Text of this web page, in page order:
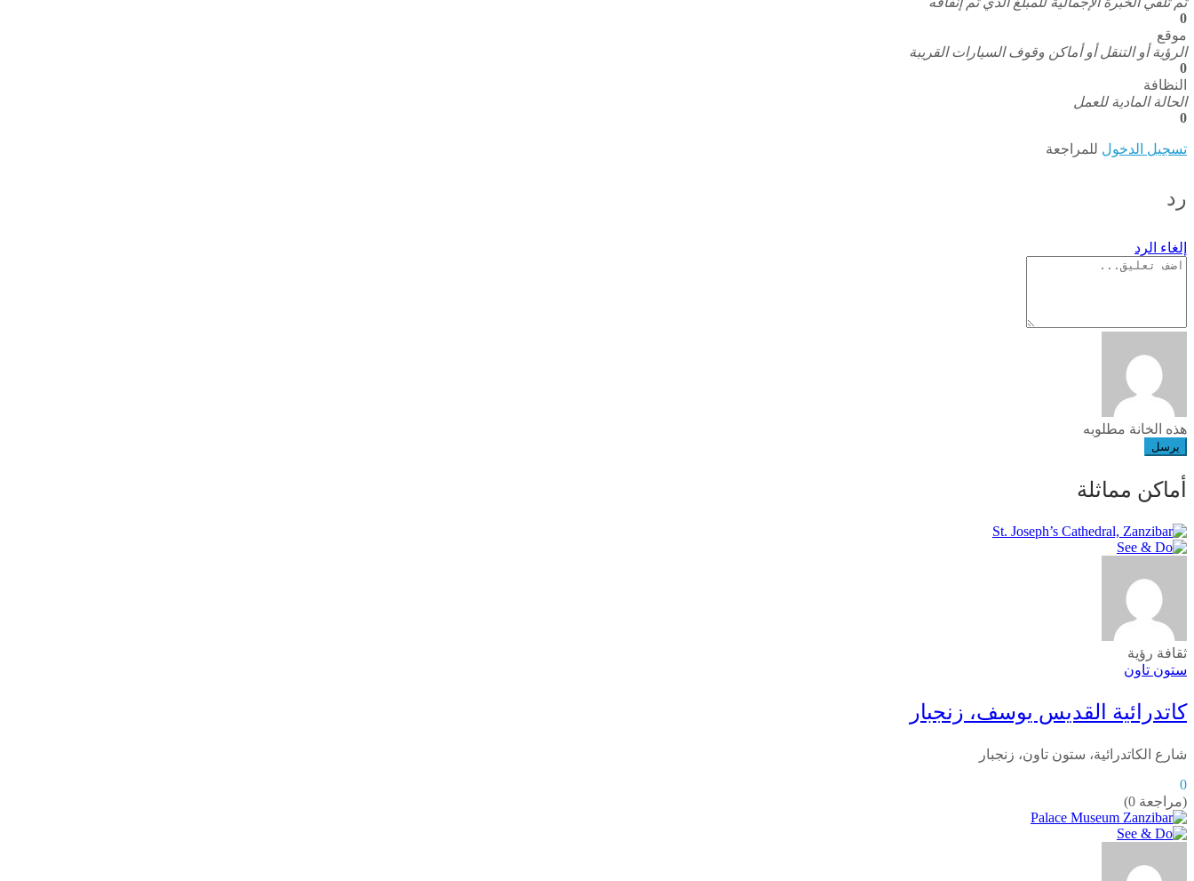
0
موقع
الرؤية أو التنقل أو أماكن وقوف السيارات القريبة
0
النظافة
الحالة المادية للعمل
0
تسجيل الدخول للمراجعة
رد
إلغاء الرد
هذه الخانة مطلوبه
يرسل
أماكن مماثلة
ثقافة رؤية
ستون تاون
كاتدرائية القديس يوسف، زنجبار
شارع الكاتدرائية، ستون تاون، زنجبار
0
(مراجعة 0)